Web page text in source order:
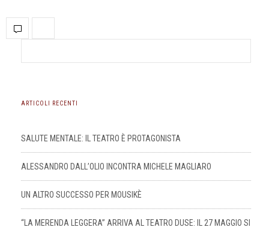
ARTICOLI RECENTI
SALUTE MENTALE: IL TEATRO È PROTAGONISTA
ALESSANDRO DALL’OLIO INCONTRA MICHELE MAGLIARO
UN ALTRO SUCCESSO PER MOUSIKÈ
“LA MERENDA LEGGERA” ARRIVA AL TEATRO DUSE: IL 27 MAGGIO SI